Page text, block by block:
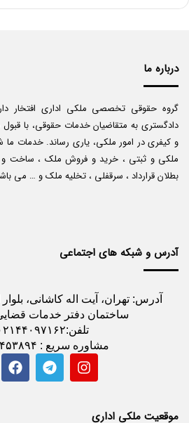
درباره ما
گروه حقوقی تخصصی ملکی اداری افتخار
دادگستری به متقاضیان خدمات حقوقی، با
و کیفری در امور ملکی، یاری رساند. خدمات ما
ملکی و ثبتی ، خرید و فروش ملک ، ساخت و
بطلان قرارداد ، سرقفلی ، تخلیه ملک و … می
آدرس و شبکه های اجتماعی
آدرس: تهران، آیت اله کاشانی،
تلفن:۰۲۱۴۴۰۹۷۱۶۲
مشاوره سریع : ۰۹۱۲۵۴۵۳۸۹۴
موقعیت ملکی اداری